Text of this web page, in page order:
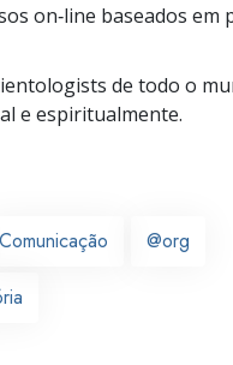
on‑line baseados em
de todo o
e espiritualmente.
Comunicação @org